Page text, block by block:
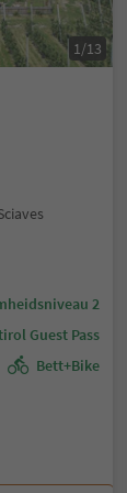
1/13
2
Guest Pass
Bett+Bike